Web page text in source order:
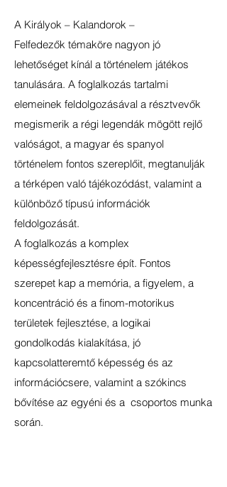
A Királyok – Kalandorok –
Felfedezők témaköre nagyon jó
lehetőséget kínál a történelem játékos
tanulására. A foglalkozás tartalmi
elemeinek feldolgozásával a résztvevők
megismerik a régi legendák mögött rejlő
valóságot, a magyar és spanyol
történelem fontos szereplőit, megtanulják
a térképen való tájékozódást, valamint a
különböző típusú információk
feldolgozását.
A foglalkozás a komplex
képességfejlesztésre épít. Fontos
szerepet kap a memória, a figyelem, a
koncentráció és a finom-motorikus
területek fejlesztése, a logikai
gondolkodás kialakítása, jó
kapcsolatteremtő képesség és az
információcsere, valamint a szókincs
bővítése az egyéni és a csoportos munka
során.